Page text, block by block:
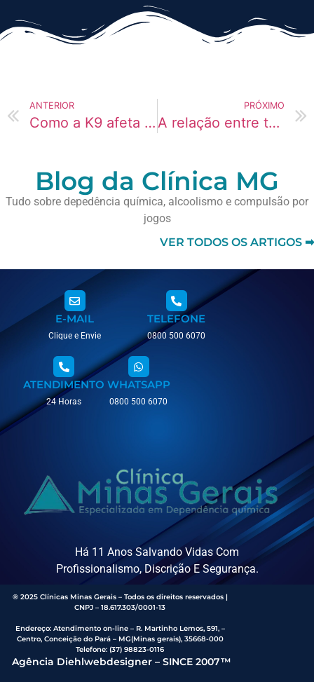
ANTERIOR
Como a K9 afeta o sono e causa ganho de peso
PRÓXIMO
A relação entre tédio e uso de Alprazolam em idosos
Blog da Clínica MG
Tudo sobre depedência química, alcoolismo e compulsão por
jogos
VER TODOS OS ARTIGOS ➡
E-MAIL
Clique e Envie
TELEFONE
0800 500 6070
ATENDIMENTO
24 Horas
WHATSAPP
0800 500 6070
Há 11 Anos Salvando Vidas Com
Profissionalismo, Discrição E Segurança.
® 2025 Clínicas Minas Gerais – Todos os direitos reservados |
CNPJ – 18.617.303/0001-13
Endereço: Atendimento on-line – R. Martinho Lemos, 591, –
Centro, Conceição do Pará – MG(Minas gerais), 35668-000
Telefone:(37) 98823-0116
Agência Diehlwebdesigner – SINCE 2007™